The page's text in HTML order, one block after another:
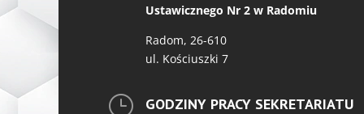
Ustawicznego Nr 2 w Radomiu
Radom, 26-610
ul. Kościuszki 7
} GODZINY PRACY SEKRETARIATU